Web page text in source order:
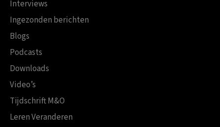
Interviews
Ingezonden berichten
Blogs
Podcasts
Downloads
Video’s
Tijdschrift M&O
Leren Veranderen